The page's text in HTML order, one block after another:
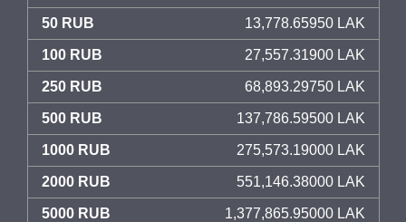
50 RUB 13,778.65950 LAK
100 RUB 27,557.31900 LAK
250 RUB 68,893.29750 LAK
500 RUB 137,786.59500 LAK
1000 RUB 275,573.19000 LAK
2000 RUB 551,146.38000 LAK
5000 RUB 1,377,865.95000 LAK